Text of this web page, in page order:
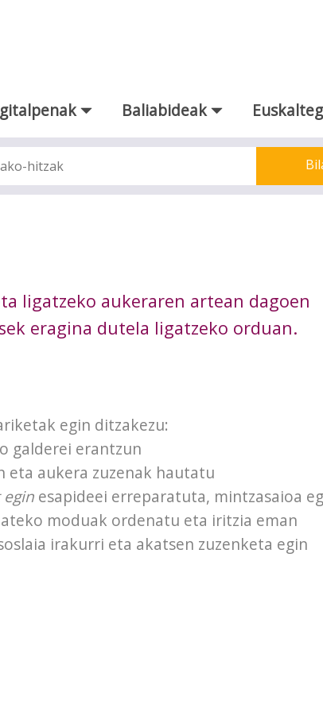
Baliabideak
ligatzeko aukeraren artean dagoen
eragina dutela ligatzeko orduan.
egin ditzakezu:
galderei erantzun
eta aukera zuzenak hautatu
esapideei erreparatuta, mintzasaioa
moduak ordenatu eta iritzia eman
irakurri eta akatsen zuzenketa egin